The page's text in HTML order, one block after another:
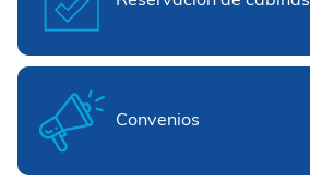
Convenios